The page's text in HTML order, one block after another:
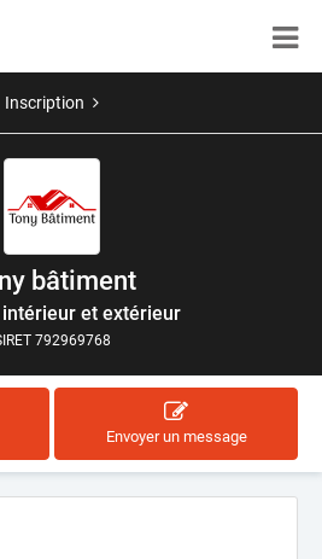
Inscription
bâtiment
et extérieur
792969768
Envoyer un message